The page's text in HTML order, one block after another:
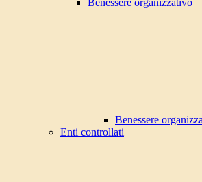
Benessere organizzativo
Benessere
Enti controllati